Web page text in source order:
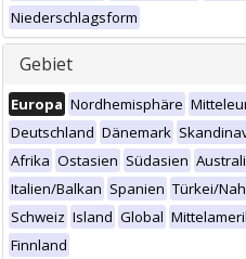
Niederschlagsform
Gebiet
Europa Nordhemisphäre
Deutschland Dänemark
Afrika Ostasien Südasien
Italien/Balkan Spanien Türkei/
Schweiz Island Global
Finnland